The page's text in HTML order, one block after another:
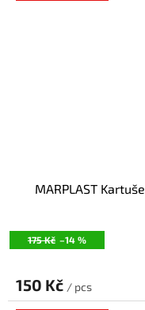
175 Kč –14 %
MARPLAST
150 Kč / pcs